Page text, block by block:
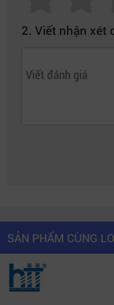
2. Viết nhận xét
SẢN PHẨM CÙNG